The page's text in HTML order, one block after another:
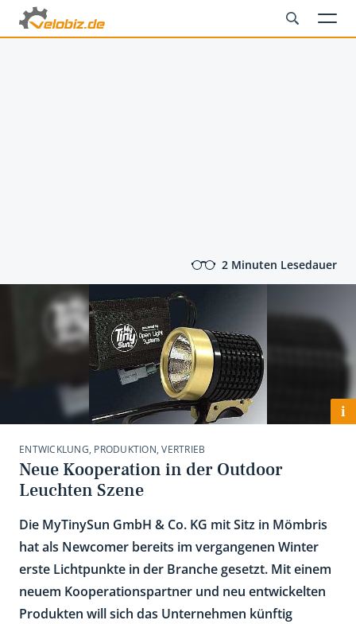
2 Minuten Lesedauer
i
ENTWICKLUNG, PRODUKTION, VERTRIEB
Neue Kooperation in der Outdoor
Leuchten Szene
Die MyTinySun GmbH & Co. KG mit Sitz in Mömbris
hat als Newcomer bereits im vergangenen Winter
erste Lichtpunkte in der Branche gesetzt. Mit einem
neuem Kooperationspartner und neu entwickelten
Produkten will sich das Unternehmen künftig